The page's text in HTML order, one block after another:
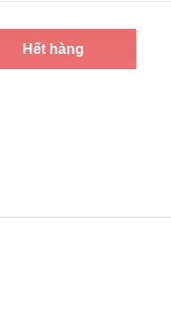
Hết hàng